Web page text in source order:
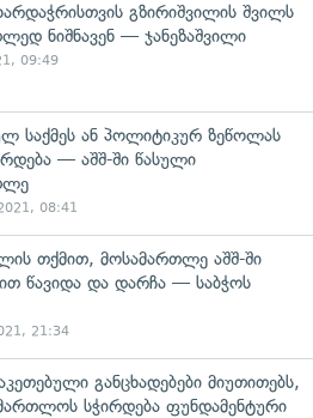
გზირიშვილის შვილს
ნიშნავენ — ჯანეზაშვილი
09:49
საქმეს ან პოლიტიკურ ზეწოლას
— აშშ-ში წასული
08:41
თქმით, მოსამართლე აშშ-ში
წავიდა და დარჩა — საბჭოს
21:34
განცხადებები მიუთითებს,
სჭირდება ფუნდამენტური